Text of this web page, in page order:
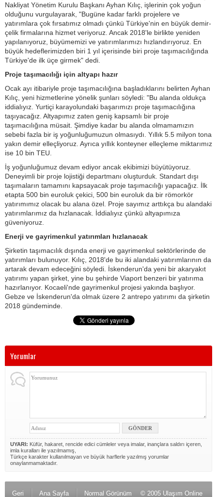
Nakliyat Yönetim Kurulu Başkanı Ayhan Kılıç, işlerinin çok yoğun
olduğunu vurgulayarak, "Bugüne kadar farklı projelere ve
yatırımlara çok fırsatımız olmadı çünkü Türkiye'nin en büyük demir-
çelik firmalarına hizmet veriyoruz. Ancak 2018'le birlikte yeniden
yapılanıyoruz, büyümemizi ve yatırımlarımızı hızlandırıyoruz. En
büyük hedeflerimizden biri 1 yıl içerisinde biri proje taşımacılığında
Türkiye'de ilk üçe girmek" dedi.
Proje taşımacılığı için altyapı hazır
Ocak ayı itibariyle proje taşımacılığına başladıklarını belirten Ayhan
Kılıç, yeni hizmetlerine yönelik şunları söyledi: "Bu alanda oldukça
iddialıyız. Yurtiçi karayolundaki başarımızı proje taşımacılığına
taşıyacağız. Altyapımız zaten geniş kapsamlı bir proje
taşımacılığına müsait. Şimdiye kadar bu alanda olmamamızın
sebebi fazla bir iş yoğunluğumuzun olmasıydı. Yıllık 5.5 milyon tona
yakın demir elleçliyoruz. Ayrıca yıllık konteyner elleçleme miktarımız
ise 10 bin TEU.
İş yoğunluğumuz devam ediyor ancak ekibimizi büyütüyoruz.
Deneyimli bir proje lojistiği departmanı oluşturduk. Standart dışı
taşımaların tamamını kapsayacak proje taşımacılığı yapacağız. İlk
etapta 500 bin euroluk çekici, 500 bin euroluk da bir römorkör
yatırımımız olacak bu alana özel. Proje sayımız arttıkça bu alandaki
yatırımlarımız da hızlanacak. İddialıyız çünkü altyapımıza
güveniyoruz.
Enerji ve gayrimenkul yatırımları hızlanacak
Şirketin taşımacılık dışında enerji ve gayrimenkul sektörlerinde de
yatırımları bulunuyor. Kılıç, 2018'de bu iki alandaki yatırımlarının da
artarak devam edeceğini söyledi. İskenderun'da yeni bir akaryakıt
yatırımı yapan şirket, yine bu şehirde Viaport benzeri bir yatırıma
hazırlanıyor. Kocaeli'nde gayrimenkul projesi yakında başlıyor.
Gebze ve İskenderun'da olmak üzere 2 antrepo yatırımı da şirketin
2018 gündeminde.
Yorumlar
UYARI: Küfür, hakaret, rencide edici cümleler veya imalar, inançlara saldırı içeren,
imla kuralları ile yazılmamış,
Türkçe karakter kullanılmayan ve büyük harflerle yazılmış yorumlar
onaylanmamaktadır.
Geri Ana Sayfa Normal Görünüm © 2005 Ulaşım Online